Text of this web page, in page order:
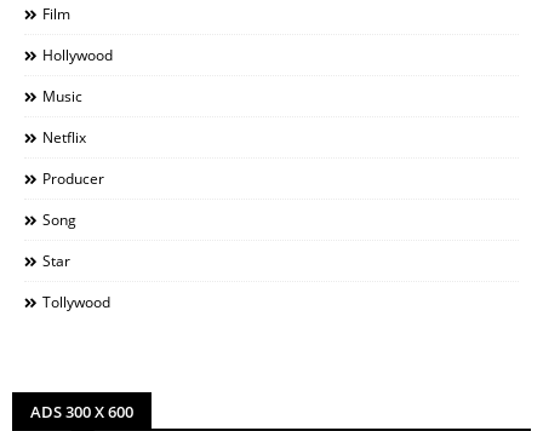
Film
Hollywood
Music
Netflix
Producer
Song
Star
Tollywood
ADS 300 X 600